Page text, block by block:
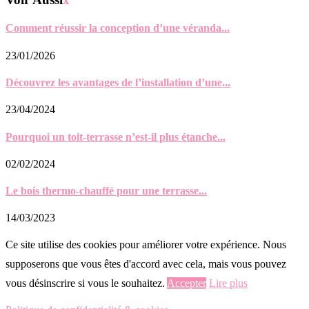
Comment réussir la conception d’une véranda...
23/01/2026
Découvrez les avantages de l’installation d’une...
23/04/2024
Pourquoi un toit-terrasse n’est-il plus étanche...
02/02/2024
Le bois thermo-chauffé pour une terrasse...
14/03/2023
Ce site utilise des cookies pour améliorer votre expérience. Nous
supposerons que vous êtes d'accord avec cela, mais vous pouvez
vous désinscrire si vous le souhaitez. Accepter Lire plus